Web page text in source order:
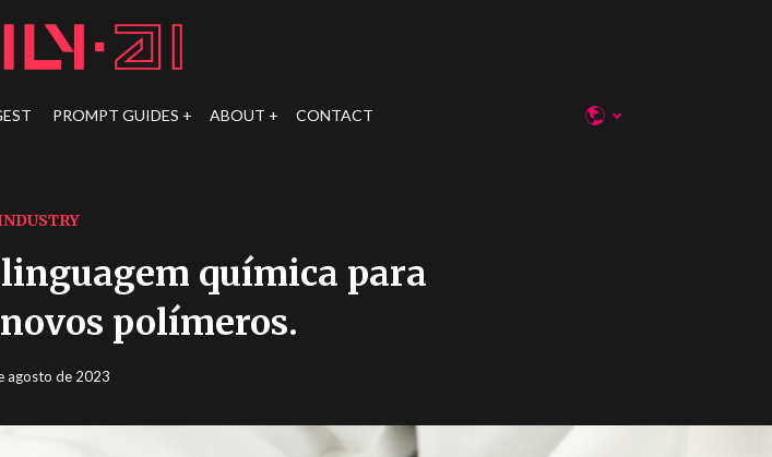
PROMPT GUIDES ABOUT CONTACT
química para
polímeros.
agosto de 2023